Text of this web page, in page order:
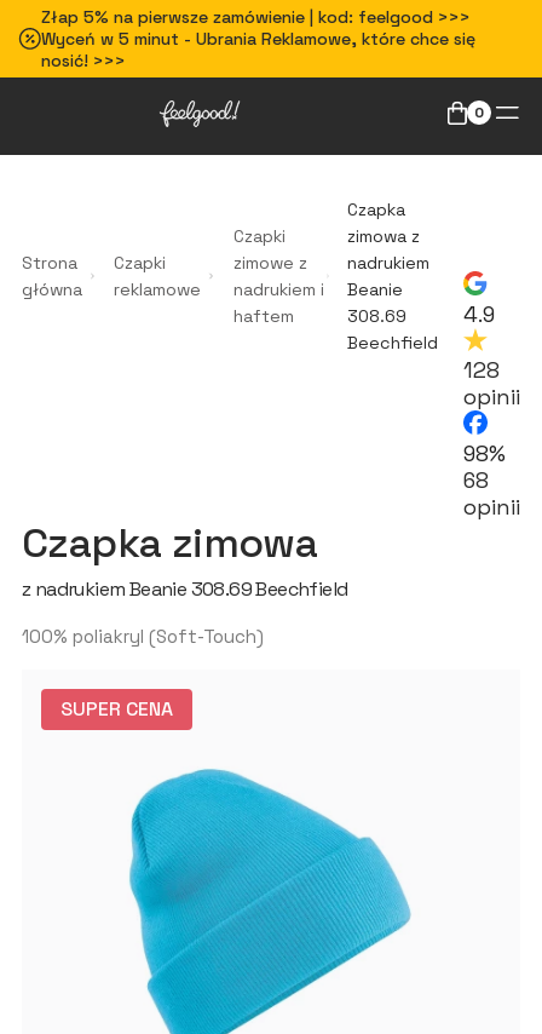
Złap 5% na pierwsze zamówienie | kod: feelgood >>>
Wyceń w 5 minut - Ubrania Reklamowe, które chce się
nosić! >>>
0
Strona
główna
Czapki
reklamowe
Czapki
zimowe z
nadrukiem i
haftem
Czapka
zimowa z
nadrukiem
Beanie
308.69
Beechfield
4.9
128
opinii
98%
68
opinii
Czapka zimowa
z nadrukiem Beanie 308.69 Beechfield
100% poliakryl (Soft-Touch)
SUPER CENA